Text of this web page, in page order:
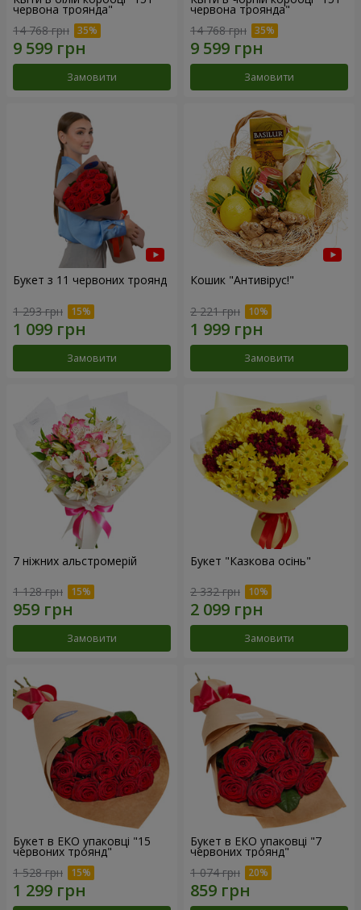
червона троянда"
14 768 грн
Замовити
червона троянда"
14 768 грн
Замовити
Букет з 11 червоних троянд
1 293 грн
Замовити
Кошик "Антивірус!"
2 221 грн
Замовити
7 ніжних альстромерій
1 128 грн
Замовити
Букет "Казкова осінь"
2 332 грн
Замовити
Букет в ЕКО упаковці "15
червоних троянд"
1 528 грн
Букет в ЕКО упаковці "7
червоних троянд"
1 074 грн